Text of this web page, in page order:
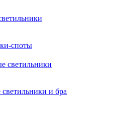
споты
светильники
и бра